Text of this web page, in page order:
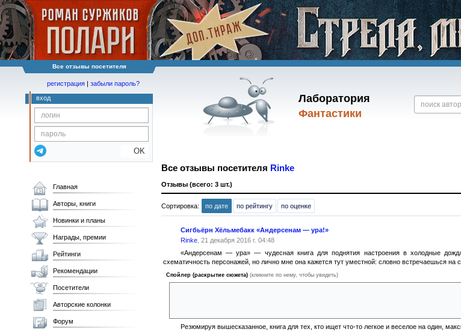
Все отзывы посетителя
Лаборатория
Фантастики
регистрация | забыли пароль?
вход
OK
Все отзывы посетителя Rinke
Отзывы (всего: 3 шт.)
Сортировка: по дате по рейтингу по оценке
Сигбьёрн Хёльмебакк «Андерсенам — ура!»
Rinke, 21 декабря 2016 г. 04:48
«Андерсенам — ура» — чудесная книга для поднятия настроения в холодные
схематичность персонажей, но лично мне она кажется тут уместной: словно встречаешься на
Спойлер (раскрытие сюжета) (кликните по нему, чтобы увидеть)
Резюмируя вышесказанное, книга для тех, кто ищет что-то легкое и веселое на один,
Главная
Авторы, книги
Новинки и планы
Награды, премии
Рейтинги
Рекомендации
Посетители
Авторские колонки
Форум